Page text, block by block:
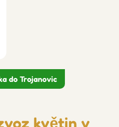
do Trojanovic
květin v